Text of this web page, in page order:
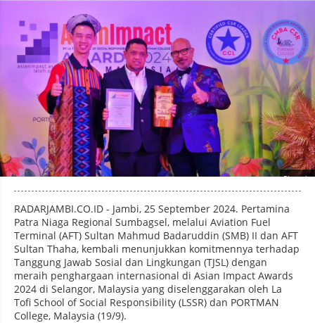
Photo by
RADARJAMBI.CO.ID - Jambi, 25 September 2024. Pertamina
Patra Niaga Regional Sumbagsel, melalui Aviation Fuel
Terminal (AFT) Sultan Mahmud Badaruddin (SMB) II dan AFT
Sultan Thaha, kembali menunjukkan komitmennya terhadap
Tanggung Jawab Sosial dan Lingkungan (TJSL) dengan
meraih penghargaan internasional di Asian Impact Awards
2024 di Selangor, Malaysia yang diselenggarakan oleh La
Tofi School of Social Responsibility (LSSR) dan PORTMAN
College, Malaysia (19/9).